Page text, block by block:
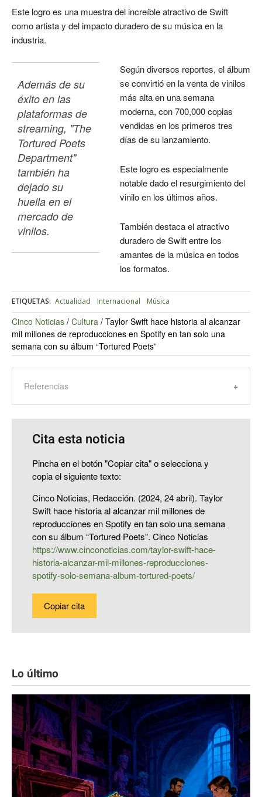
Este logro es una muestra del increíble atractivo de Swift
como artista y del impacto duradero de su música en la
industria.
Además de su
éxito en las
plataformas de
streaming, "The
Tortured Poets
Department"
también ha
dejado su
huella en el
mercado de
vinilos.
Según diversos reportes, el álbum
se convirtió en la venta de vinilos
más alta en una semana
moderna, con 700,000 copias
vendidas en los primeros tres
días de su lanzamiento.
Este logro es especialmente
notable dado el resurgimiento del
vinilo en los últimos años.
También destaca el atractivo
duradero de Swift entre los
amantes de la música en todos
los formatos.
ETIQUETAS: Actualidad Internacional Música
Cinco Noticias / Cultura / Taylor Swift hace historia al alcanzar
mil millones de reproducciones en Spotify en tan solo una
semana con su álbum “Tortured Poets”
Referencias
Cita esta noticia
Pincha en el botón "Copiar cita" o selecciona y
copia el siguiente texto:
Cinco Noticias, Redacción. (2024, 24 abril). Taylor
Swift hace historia al alcanzar mil millones de
reproducciones en Spotify en tan solo una semana
con su álbum “Tortured Poets”. Cinco Noticias
https://www.cinconoticias.com/taylor-swift-hace-
historia-alcanzar-mil-millones-reproducciones-
spotify-solo-semana-album-tortured-poets/
Copiar cita
Lo último